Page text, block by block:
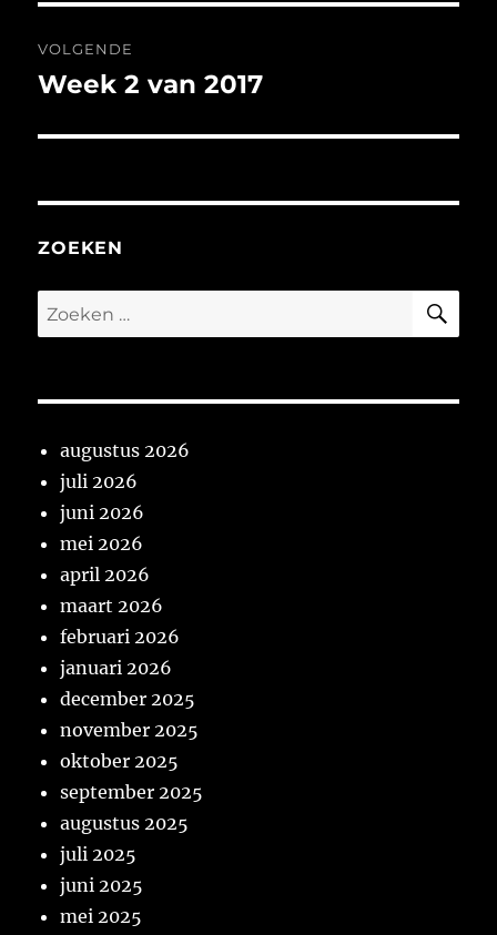
VOLGENDE
Volgend
Week 2 van 2017
ZOEKEN
Zoeken
naar:
augustus 2026
juli 2026
juni 2026
mei 2026
april 2026
maart 2026
februari 2026
januari 2026
december 2025
november 2025
oktober 2025
september 2025
augustus 2025
juli 2025
juni 2025
mei 2025